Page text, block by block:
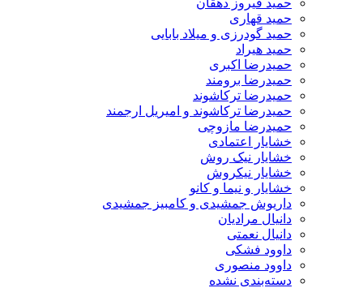
حمید فیروز دهقان
حمید قهاری
حمید گودرزی و میلاد بابایی
حمید هیراد
حمیدرضا اکبری
حمیدرضا برومند
حمیدرضا ترکاشوند
حمیدرضا ترکاشوند و امیریل ارجمند
حمیدرضا مازوچی
خشایار اعتمادی
خشایار نیک روش
خشایار نیکروش
خشایار و نیما و کانو
داریوش جمشیدی و کامبیز جمشیدی
دانیال مرادیان
دانیال نعمتی
داوود فشکی
داوود منصوری
دسته‌بندی نشده